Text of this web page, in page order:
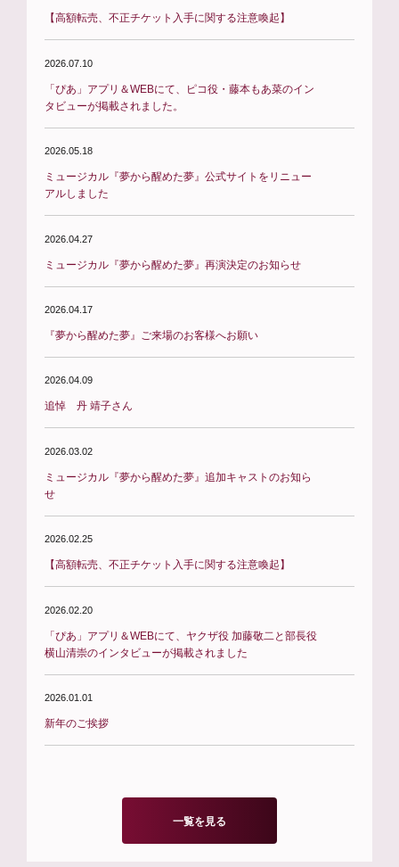
【高額転売、不正チケット入手に関する注意喚起】
2026.07.10
「ぴあ」アプリ＆WEBにて、ピコ役・藤本もあ菜のイン
タビューが掲載されました。
2026.05.18
ミュージカル『夢から醒めた夢』公式サイトをリニュー
アルしました
2026.04.27
ミュージカル『夢から醒めた夢』再演決定のお知らせ
2026.04.17
『夢から醒めた夢』ご来場のお客様へお願い
2026.04.09
追悼 丹 靖子さん
2026.03.02
ミュージカル『夢から醒めた夢』追加キャストのお知ら
せ
2026.02.25
【高額転売、不正チケット入手に関する注意喚起】
2026.02.20
「ぴあ」アプリ＆WEBにて、ヤクザ役 加藤敬二と部長役
横山清崇のインタビューが掲載されました
2026.01.01
新年のご挨拶
一覧を見る